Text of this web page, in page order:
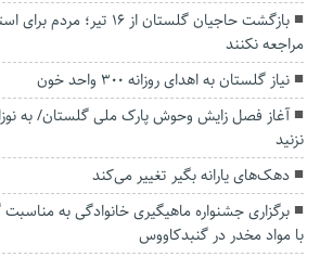
بازگشت حاجیان گلستان از ۱۶
مراجعه نکنند
نیاز گلستان به اهدای روزانه ۳۰۰ واحد خون
آغاز فصل زایش وحوش پارک ملی گلستان/ به
نزنید
دهک‌های یارانه بگیر تغییر می‌کند‌
برگزاری جشنواره ماهیگیری خانوادگی به‌
با مواد مخدر در گنبدکاووس